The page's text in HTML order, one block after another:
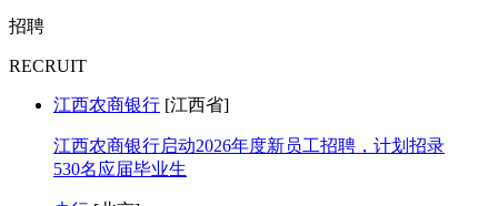
招聘
RECRUIT
江西农商银行 [江西省]
江西农商银行启动2026年度新员工招聘，计划招录
530名应届毕业生